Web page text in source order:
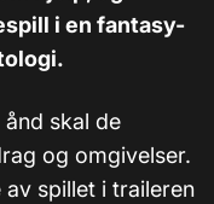
i en fantasy-
skal de
og omgivelser.
spillet i traileren